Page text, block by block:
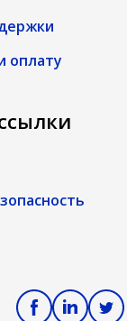
privātajā
palielinās
izmaksām
оплату